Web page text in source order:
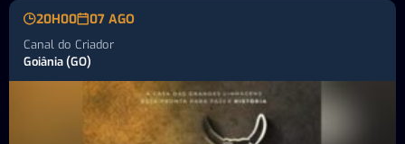
20H00 07 AGO
Canal do Criador
Goiânia (GO)